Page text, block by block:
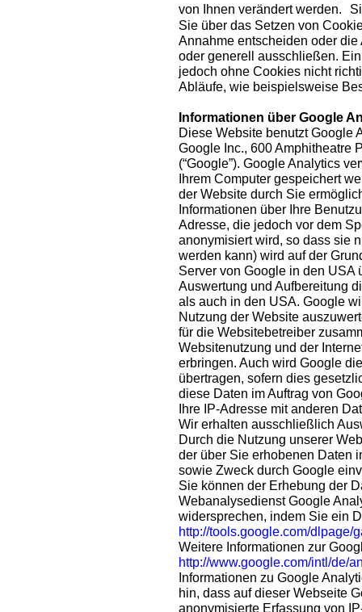
von Ihnen verändert werden.
Sie über das Setzen von
Annahme entscheiden oder
oder generell ausschließen.
jedoch ohne Cookies nicht
Abläufe, wie beispielsweise
Informationen über Google
Diese Website benutzt Google
Google Inc., 600 Amphitheatre
(“Google”). Google Analytics
Ihrem Computer gespeichert
der Website durch Sie
Informationen über Ihre
Adresse, die jedoch vor dem
anonymisiert wird, so dass sie
werden kann) wird auf der
Server von Google in den USA
Auswertung und Aufbereitung
als auch in den USA. Google
Nutzung der Website
für die Websitebetreiber
Websitenutzung und der
erbringen. Auch wird Google
übertragen, sofern dies
diese Daten im Auftrag von
Ihre IP-Adresse mit anderen
Wir erhalten ausschließlich
Durch die Nutzung unserer
der über Sie erhobenen Daten
sowie Zweck durch Google
Sie können der Erhebung der
Webanalysedienst Google
widersprechen, indem Sie ein
http://tools.google.com/dlpage/
Weitere Informationen zur
http://www.google.com/intl/de/
Informationen zu Google
hin, dass auf dieser Webseite
anonymisierte Erfassung von